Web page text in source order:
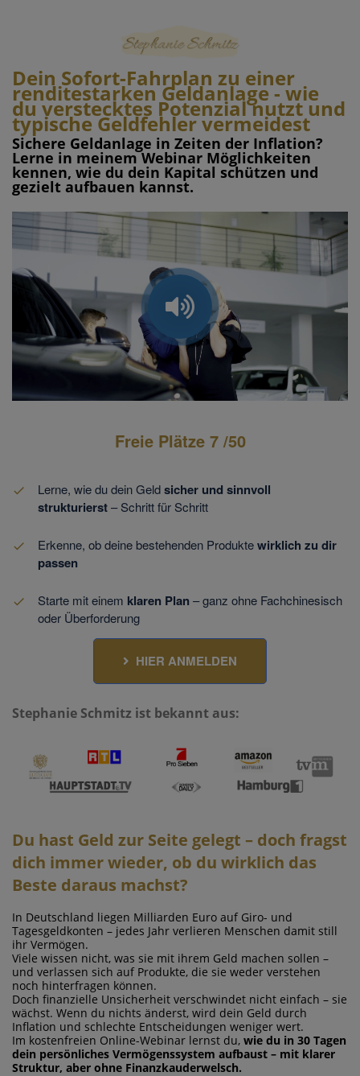
Dein Sofort-Fahrplan zu einer
renditestarken Geldanlage - wie
du verstecktes Potenzial nutzt und
typische Geldfehler vermeidest
Sichere Geldanlage in Zeiten der Inflation?
Lerne in meinem Webinar Möglichkeiten
kennen, wie du dein Kapital schützen und
gezielt aufbauen kannst.
Loaded:
38.33%
Playback
Rate
Freie Plätze 7/50
Lerne, wie du dein Geldsicher und sinnvoll
strukturierst– Schritt für Schritt
Erkenne, ob deine bestehenden Produktewirklich zu dir
passen
Starte mit einem klaren Plan – ganz ohne Fachchinesisch
oder Überforderung
HIER ANMELDEN
Stephanie Schmitz ist bekannt aus:
Du hast Geld zur Seite gelegt – doch fragst
dich immer wieder, ob du wirklich das
Beste daraus machst?
In Deutschland liegen Milliarden Euro auf Giro- und
Tagesgeldkonten – jedes Jahr verlieren Menschen damit still
ihr Vermögen.
Viele wissen nicht, was sie mit ihrem Geld machen sollen –
und verlassen sich auf Produkte, die sie weder verstehen
noch hinterfragen können.
Doch finanzielle Unsicherheit verschwindet nicht einfach – sie
wächst. Wenn du nichts änderst, wird dein Geld durch
Inflation und schlechte Entscheidungen weniger wert.
Im kostenfreien Online-Webinar lernst du, wie du in 30 Tagen
dein persönliches Vermögenssystem aufbaust – mit klarer
Struktur, aber ohne Finanzkauderwelsch.